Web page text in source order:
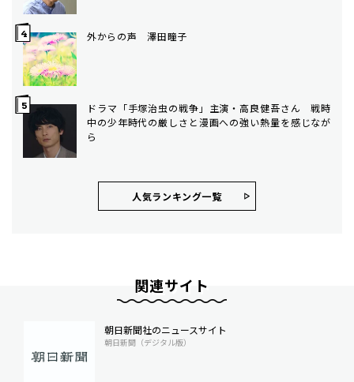
外からの声 澤田瞳子
ドラマ「手塚治虫の戦争」主演・高良健吾さん 戦時
中の少年時代の厳しさと漫画への強い熱量を感じなが
ら
人気ランキング⼀覧
関連サイト
朝日新聞社のニュースサイト
朝日新聞（デジタル版）